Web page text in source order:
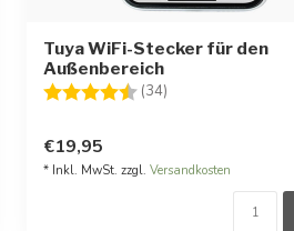
Tuya WiFi-Stecker für den
Außenbereich
Bewertung:
(34)
€19,95
* Inkl. MwSt. zzgl. Versandkosten